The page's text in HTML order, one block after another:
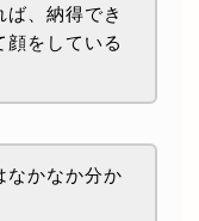
、納得でき
顔をしている
なかなか分か